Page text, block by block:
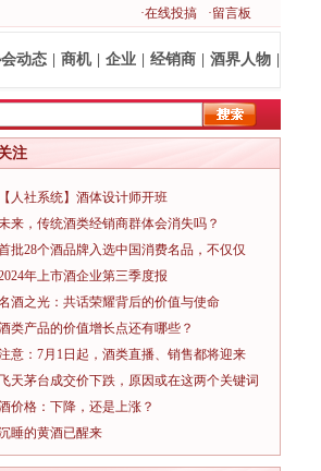
·在线投搞 ·留言板
动态 商机 企业 经销商 酒界人物
注
【人社系统】酒体设计师开班
来，传统酒类经销商群体会消失吗？
批28个酒品牌入选中国消费名品，不仅仅
年上市酒企业第三季度报
酒之光：共话荣耀背后的价值与使命
类产品的价值增长点还有哪些？
意：7月1日起，酒类直播、销售都将迎来
天茅台成交价下跌，原因或在这两个关键词
价格：下降，还是上涨？
睡的黄酒已醒来